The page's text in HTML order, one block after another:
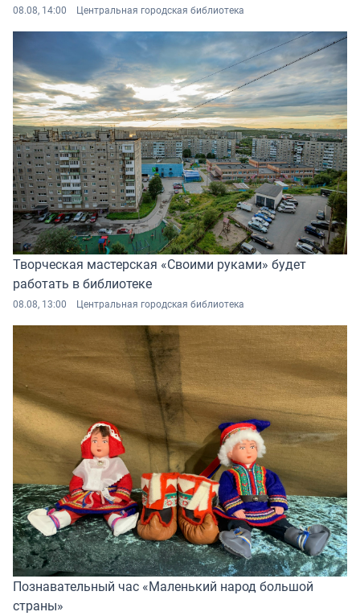
08.08, 14:00 Центральная городская библиотека
Творческая мастерская «Своими руками» будет
работать в библиотеке
08.08, 13:00 Центральная городская библиотека
Познавательный час «Маленький народ большой
страны»